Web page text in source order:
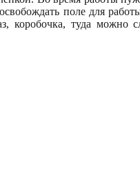
поле для
коробочка, туда можно